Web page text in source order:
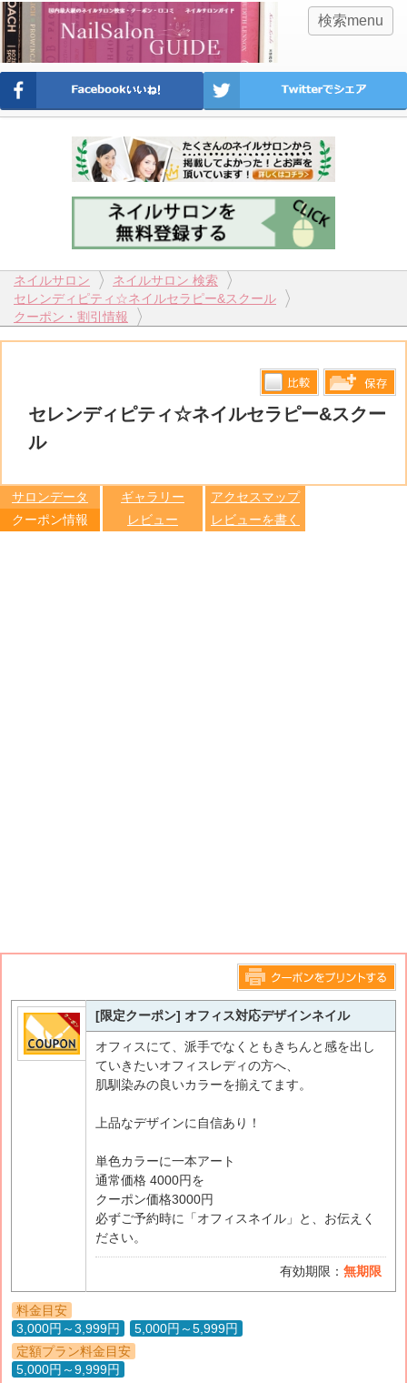
検索menu
ネイルサロン
ネイルサロン 検索
セレンディピティ☆ネイルセラピー&スクール
クーポン・割引情報
セレンディピティ☆ネイルセラピー&スクー
ル
比較す 保存リス
サロンデータ ギャラリー
アクセスマップ
クーポン情報
レビュー レビューを書く
このページをプリントする
[限定クーポン] オフィス対応デザインネイル
オフィスにて、派手でなくともきちんと感を出し
ていきたいオフィスレディの方へ、
肌馴染みの良いカラーを揃えてます。
上品なデザインに自信あり！
単色カラーに一本アート
通常価格 4000円を
クーポン価格3000円
必ずご予約時に「オフィスネイル」と、お伝えく
ださい。
有効期限： 無期限
料金目安
3,000円～3,999円
5,000円～5,999円
定額プラン料金目安
5,000円～9,999円